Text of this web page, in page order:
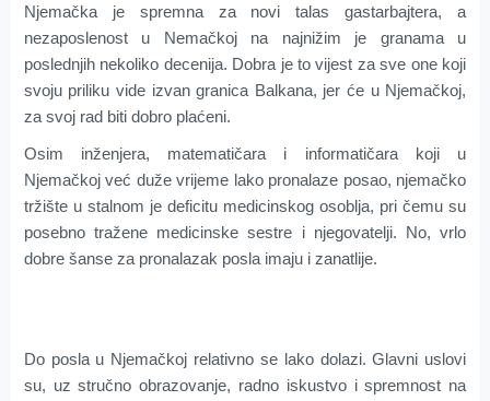
Njemačka je spremna za novi talas gastarbajtera, a
nezaposlenost u Nemačkoj na najnižim je granama u
poslednjih nekoliko decenija. Dobra je to vijest za sve one koji
svoju priliku vide izvan granica Balkana, jer će u Njemačkoj,
za svoj rad biti dobro plaćeni.
Osim inženjera, matematičara i informatičara koji u
Njemačkoj već duže vrijeme lako pronalaze posao, njemačko
tržište u stalnom je deficitu medicinskog osoblja, pri čemu su
posebno tražene medicinske sestre i njegovatelji. No, vrlo
dobre šanse za pronalazak posla imaju i zanatlije.
Do posla u Njemačkoj relativno se lako dolazi. Glavni uslovi
su, uz stručno obrazovanje, radno iskustvo i spremnost na